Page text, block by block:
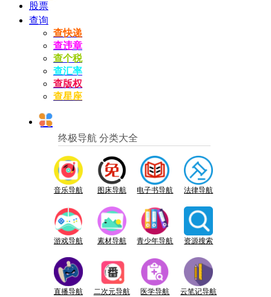
股票
查询
查快递
查违章
查个税
查汇率
查版权
查星座
终极导航 分类大全
音乐导航 图床导航 电子书导航 法律导航
游戏导航 素材导航 青少年导航 资源搜索
直播导航 二次元导航 医学导航 云笔记导航